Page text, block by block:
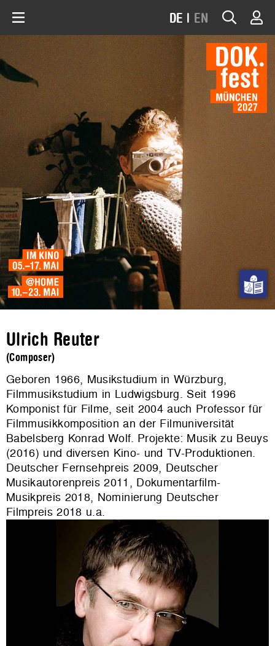
DE | EN
Ulrich Reuter
(Composer)
Geboren 1966, Musikstudium in Würzburg,
Filmmusikstudium in Ludwigsburg. Seit 1996
Komponist für Filme, seit 2004 auch Professor für
Filmmusikkomposition an der Filmuniversität
Babelsberg Konrad Wolf. Projekte: Musik zu Beuys
(2016) und diversen Kino- und TV-Produktionen.
Deutscher Fernsehpreis 2009, Deutscher
Musikautorenpreis 2011, Dokumentarfilm-
Musikpreis 2018, Nominierung Deutscher
Filmpreis 2018 u.a.